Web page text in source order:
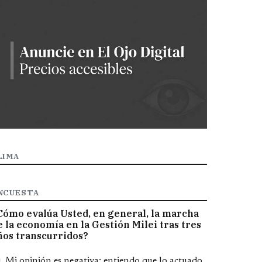
evalúa Usted, en general, la marcha
la economía en la Gestión Milei tras tres
transcurridos?